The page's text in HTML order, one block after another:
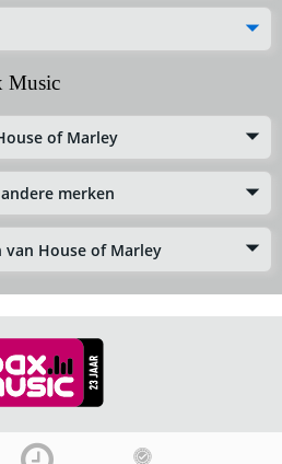
Music
of Marley
merken
House of Marley